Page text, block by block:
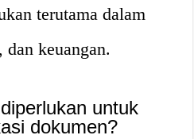
terutama dalam
keuangan.
untuk
dokumen?